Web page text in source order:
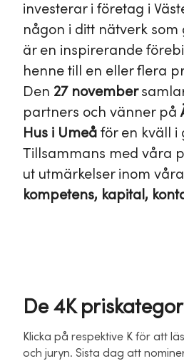
investerar i företag i
någon i ditt nätverk som
är en inspirerande
henne till en eller flera
Den 27 november
partners och vänner på
Hus i Umeå för en kväll i
Tillsammans med våra
ut utmärkelser inom
kompetens, kapital,
De 4K
Klicka på respektive K för att
och juryn. Sista dag att